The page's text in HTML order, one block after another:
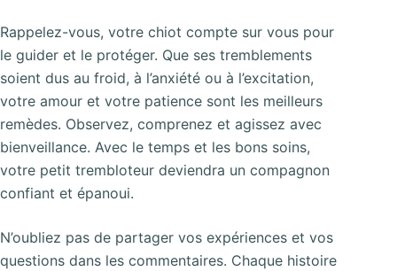
Rappelez-vous, votre chiot compte sur vous pour
le guider et le protéger. Que ses tremblements
soient dus au froid, à l’anxiété ou à l’excitation,
votre amour et votre patience sont les meilleurs
remèdes. Observez, comprenez et agissez avec
bienveillance. Avec le temps et les bons soins,
votre petit trembloteur deviendra un compagnon
confiant et épanoui.
N’oubliez pas de partager vos expériences et vos
questions dans les commentaires. Chaque histoire